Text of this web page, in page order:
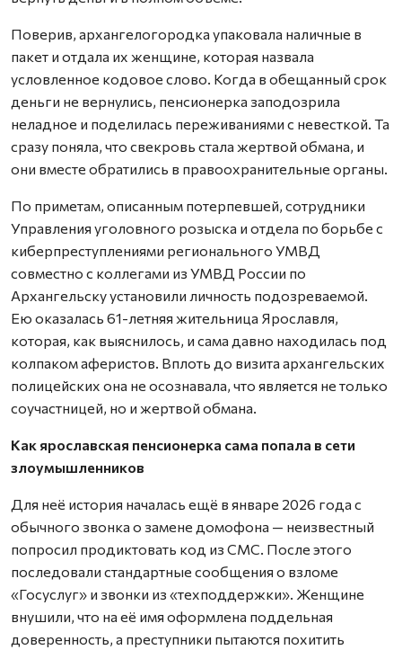
Поверив, архангелогородка упаковала наличные в
пакет и отдала их женщине, которая назвала
условленное кодовое слово. Когда в обещанный срок
деньги не вернулись, пенсионерка заподозрила
неладное и поделилась переживаниями с невесткой. Та
сразу поняла, что свекровь стала жертвой обмана, и
они вместе обратились в правоохранительные органы.
По приметам, описанным потерпевшей, сотрудники
Управления уголовного розыска и отдела по борьбе с
киберпреступлениями регионального УМВД
совместно с коллегами из УМВД России по
Архангельску установили личность подозреваемой.
Ею оказалась 61-летняя жительница Ярославля,
которая, как выяснилось, и сама давно находилась под
колпаком аферистов. Вплоть до визита архангельских
полицейских она не осознавала, что является не только
соучастницей, но и жертвой обмана.
Как ярославская пенсионерка сама попала в сети
злоумышленников
Для неё история началась ещё в январе 2026 года с
обычного звонка о замене домофона — неизвестный
попросил продиктовать код из СМС. После этого
последовали стандартные сообщения о взломе
«Госуслуг» и звонки из «техподдержки». Женщине
внушили, что на её имя оформлена поддельная
доверенность, а преступники пытаются похитить